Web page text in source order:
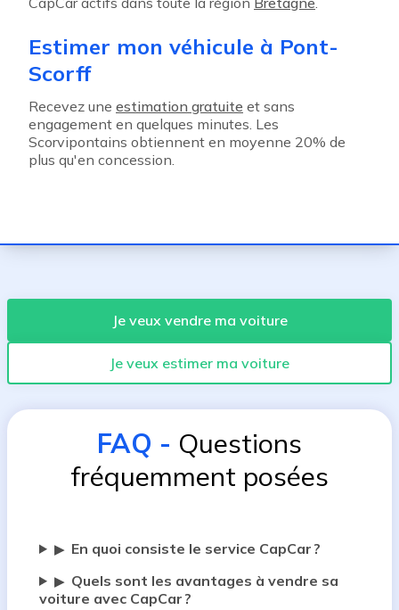
Estimer mon véhicule à Pont-
Scorff
Recevez une estimation gratuite et sans
engagement en quelques minutes. Les
Scorvipontains obtiennent en moyenne 20% de
plus qu'en concession.
Je veux vendre ma voiture
Je veux estimer ma voiture
FAQ - Questions
fréquemment posées
▶ En quoi consiste le service CapCar ?
▶ Quels sont les avantages à vendre sa
voiture avec CapCar ?